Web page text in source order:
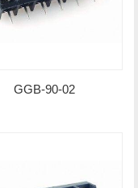
GGB-90-02